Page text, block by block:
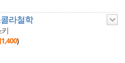
라철학
1,400)